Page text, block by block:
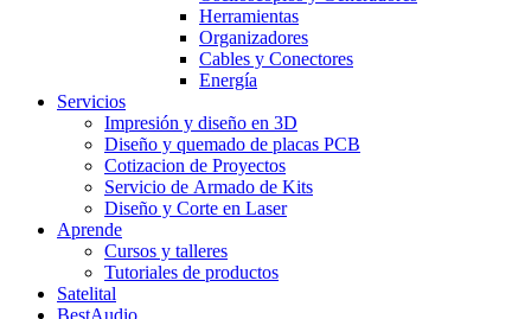
Herramientas
Organizadores
Cables y Conectores
Energía
Servicios
Impresión y diseño en 3D
Diseño y quemado de placas PCB
Cotizacion de Proyectos
Servicio de Armado de Kits
Diseño y Corte en Laser
Aprende
Cursos y talleres
Tutoriales de productos
Satelital
BestAudio